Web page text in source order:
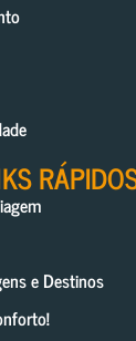
e Destinos